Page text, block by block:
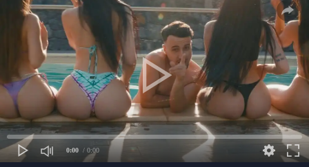
0:00 / 0:00